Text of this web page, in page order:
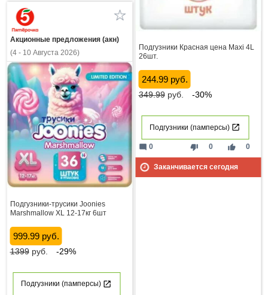
Подгузники Красная цена Maxi 4L
26шт.
244.99 руб.
349.99руб. -30%
Подгузники (памперсы)
thumb_down 0 thumb_up 0
mode_comment 0
Заканчивается сегодня
Акционные предложения (акн)
(4 - 10 Августа 2026)
Подгузники-трусики Joonies
Marshmallow XL 12-17кг 6шт
999.99 руб.
1399руб. -29%
Подгузники (памперсы)